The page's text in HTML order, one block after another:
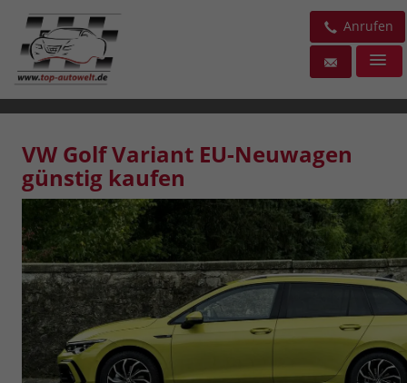
Anrufen
VW Golf Variant EU-Neuwagen
günstig kaufen